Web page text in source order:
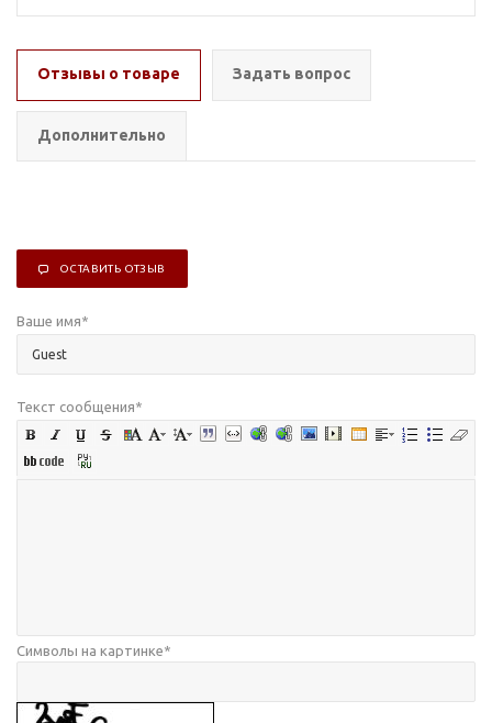
Отзывы о товаре Задать вопрос
Дополнительно
ОСТАВИТЬ ОТЗЫВ
Ваше имя*
Текст сообщения*
Символы на картинке*